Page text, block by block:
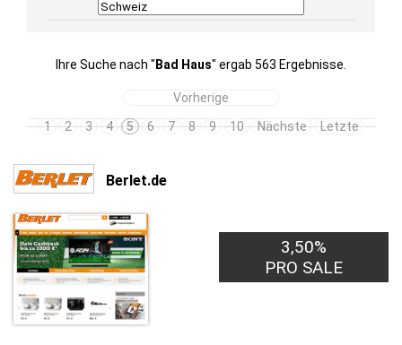
Ihre Suche nach " Bad Haus" ergab 563 Ergebnisse.
Vorherige
1
2 3 4 5 6 7 8 9 10 Nächste Letzte
Berlet.de
3,50%
PRO SALE